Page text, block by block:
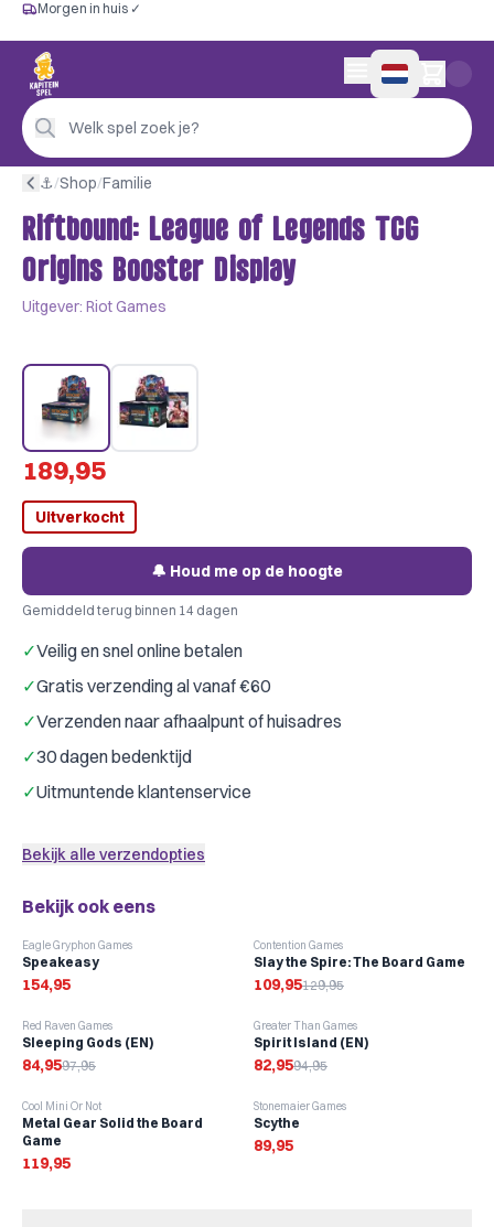
Gratis vanaf €60
Morgen in huis ✓
Persoonlijk advies
4,9/5 —
Morgen in huis ✓
Welk spel zoek je?
0 artikelen in
⚓︎/Shop/Familie
Riftbound: League of Legends TCG
Origins Booster Display
Uitgever: Riot Games
189,95
Uitverkocht
🔔 Houd me op de hoogte
Gemiddeld terug binnen 14 dagen
✓Veilig en snel online betalen
✓Gratis verzending al vanaf €60
✓Verzenden naar afhaalpunt of huisadres
✓30 dagen bedenktijd
✓Uitmuntende klantenservice
Bekijk alle verzendopties
Bekijk ook eens
Eagle Gryphon Games
Speakeasy
154,95
-15%
Contention Games
Slay the Spire: The Board Game
109,95129,95
-13%
Red Raven Games
Sleeping Gods (EN)
84,9597,95
-13%
Greater Than Games
Spirit Island (EN)
82,9594,95
Cool Mini Or Not
Metal Gear Solid the Board
Game
119,95
Stonemaier Games
Scythe
89,95